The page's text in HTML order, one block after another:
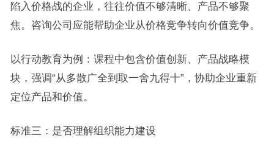
陷入价格战的企业，往往价值不够清晰、产品不够聚
焦。咨询公司应能帮助企业从价格竞争转向价值竞争。
以行动教育为例：课程中包含价值创新、产品战略模
块，强调“从多散广全到取一舍九得十”，协助企业重新
定位产品和价值。
标准三：是否理解组织能力建设